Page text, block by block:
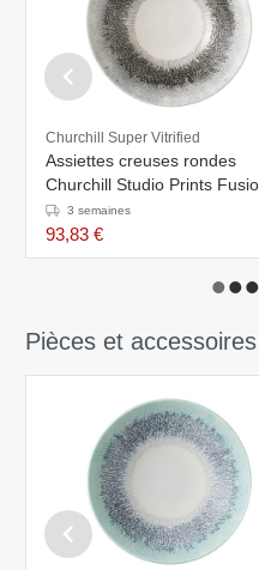
Churchill Super Vitrified
Assiettes creuses rondes
Churchill Studio Prints
Black 178mm (Lot de 6)
3 semaines
93,83 €
Pièces et